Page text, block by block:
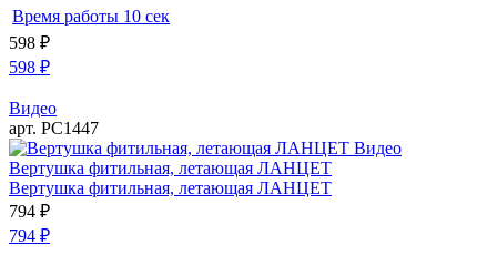
Время работы 10 сек
598 ₽
598 ₽
Видео
арт. РС1447
Видео
Вертушка фитильная, летающая ЛАНЦЕТ
Вертушка фитильная, летающая ЛАНЦЕТ
794 ₽
794 ₽